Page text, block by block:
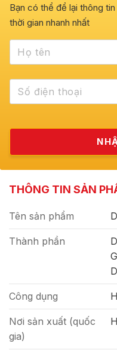
Bạn có thể để lại thông
thời gian nhanh nhất
THÔNG TIN SẢN
Tên sản phẩm
Thành phần
Công dụng
Nơi sản xuất (quốc
gia)